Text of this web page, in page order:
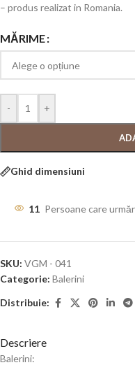
– produs realizat in Romania.
MĂRIME
- +
Ghid dimensiuni
11 Persoane care
SKU: VGM - 041
Categorie: Balerini
Distribuie:
Descriere
Balerini: